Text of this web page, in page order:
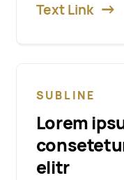
Text Link
SUBLINE
Lorem
elitr